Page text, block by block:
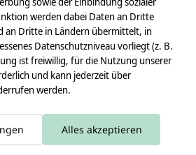
€69,90 - €92,80
*Inkl. MwSt. zzgl.
Versandkosten
werden dabei Daten an Dritte
an Dritte in Ländern übermittelt, in
Datenschutzniveau vorliegt (z. B.
ist freiwillig, für die Nutzung unserer
und kann jederzeit über
werden.
Alles akzeptieren